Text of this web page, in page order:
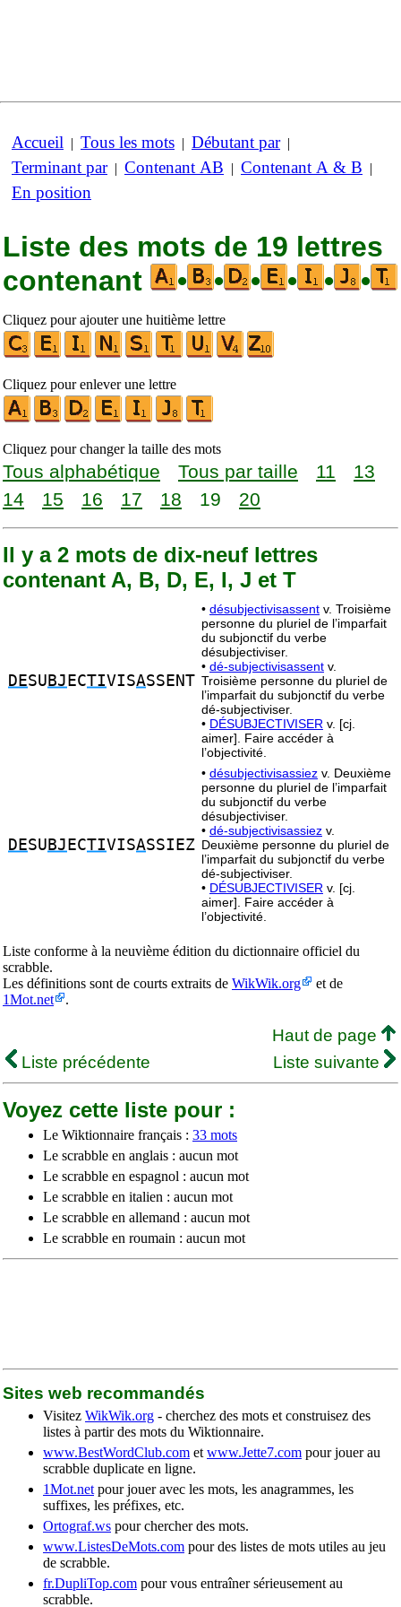
Accueil | Tous les mots | Débutant par|
Terminant par| Contenant AB | Contenant A & B |
En position
Liste des mots de 19 lettres
contenant
• • • • • •
Cliquez pour ajouter une huitième lettre
Cliquez pour enlever une lettre
Cliquez pour changer la taille des mots
Tous alphabétique Tous par taille 11
13
14
15 16 17 18 19 20
Il y a 2 mots de dix-neuf lettres
contenant A, B, D, E, I, J et T
DESU BJ ECTIVISASSENT
• désubjectivisassent v. Troisième
personne du pluriel de l’imparfait
du subjonctif du verbe
désubjectiviser.
• dé-subjectivisassent v.
Troisième personne du pluriel de
l’imparfait du subjonctif du verbe
dé-subjectiviser.
• DÉSUBJECTIVISER v. [cj.
aimer]. Faire accéder à
l’objectivité.
DESU BJ ECTIVISASSIEZ
• désubjectivisassiez v. Deuxième
personne du pluriel de l’imparfait
du subjonctif du verbe
désubjectiviser.
• dé-subjectivisassiez v.
Deuxième personne du pluriel de
l’imparfait du subjonctif du verbe
dé-subjectiviser.
• DÉSUBJECTIVISER v. [cj.
aimer]. Faire accéder à
l’objectivité.
Liste conforme à la neuvième édition du dictionnaire officiel du
scrabble.
Les définitions sont de courts extraits de WikWik.org
et de
1Mot.net
.
Haut de page
Liste précédente
Liste suivante
Voyez cette liste pour :
Le Wiktionnaire français : 33 mots
Le scrabble en anglais : aucun mot
Le scrabble en espagnol : aucun mot
Le scrabble en italien : aucun mot
Le scrabble en allemand : aucun mot
Le scrabble en roumain : aucun mot
Sites web recommandés
Visitez WikWik.org - cherchez des mots et construisez des
listes à partir des mots du Wiktionnaire.
www.BestWordClub.com et www.Jette7.com pour jouer au
scrabble duplicate en ligne.
1Mot.net pour jouer avec les mots, les anagrammes, les
suffixes, les préfixes, etc.
Ortograf.ws pour chercher des mots.
www.ListesDeMots.com pour des listes de mots utiles au jeu
de scrabble.
fr.DupliTop.com pour vous entraîner sérieusement au
scrabble.